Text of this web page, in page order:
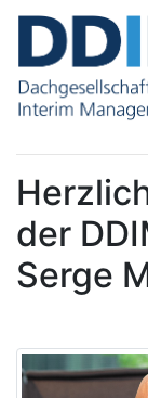
der
Serge